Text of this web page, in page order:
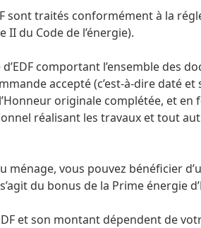
sont traités conformément à la
du Code de l’énergie).
comportant l’ensemble des
accepté (c’est-à-dire daté
originale complétée, et en
réalisant les travaux et tout
vous pouvez bénéficier
du bonus de la Prime énergie
et son montant dépendent de